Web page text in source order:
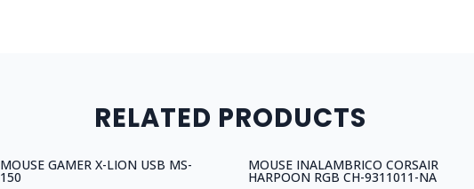
RELATED PRODUCTS
MOUSE GAMER X-LION USB MS-
150
MOUSE INALAMBRICO CORSAIR
HARPOON RGB CH-9311011-NA